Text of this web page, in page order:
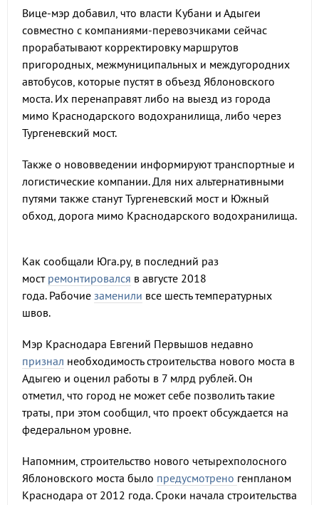
Вице-мэр добавил, что власти Кубани и Адыгеи
совместно с компаниями-перевозчиками сейчас
прорабатывают корректировку маршрутов
пригородных, межмуниципальных и междугородних
автобусов, которые пустят в объезд Яблоновского
моста. Их перенаправят либо на выезд из города
мимо Краснодарского водохранилища, либо через
Тургеневский мост.
Также о нововведении информируют транспортные и
логистические компании. Для них альтернативными
путями также станут Тургеневский мост и Южный
обход, дорога мимо Краснодарского водохранилища.
Как сообщали Юга.ру, в последний раз
мост ремонтировался в августе 2018
года. Рабочие заменили все шесть температурных
швов.
Мэр Краснодара Евгений Первышов недавно
признал необходимость строительства нового моста в
Адыгею и оценил работы в 7 млрд рублей. Он
отметил, что город не может себе позволить такие
траты, при этом сообщил, что проект обсуждается на
федеральном уровне.
Напомним, строительство нового четырехполосного
Яблоновского моста было предусмотрено генпланом
Краснодара от 2012 года. Сроки начала строительства